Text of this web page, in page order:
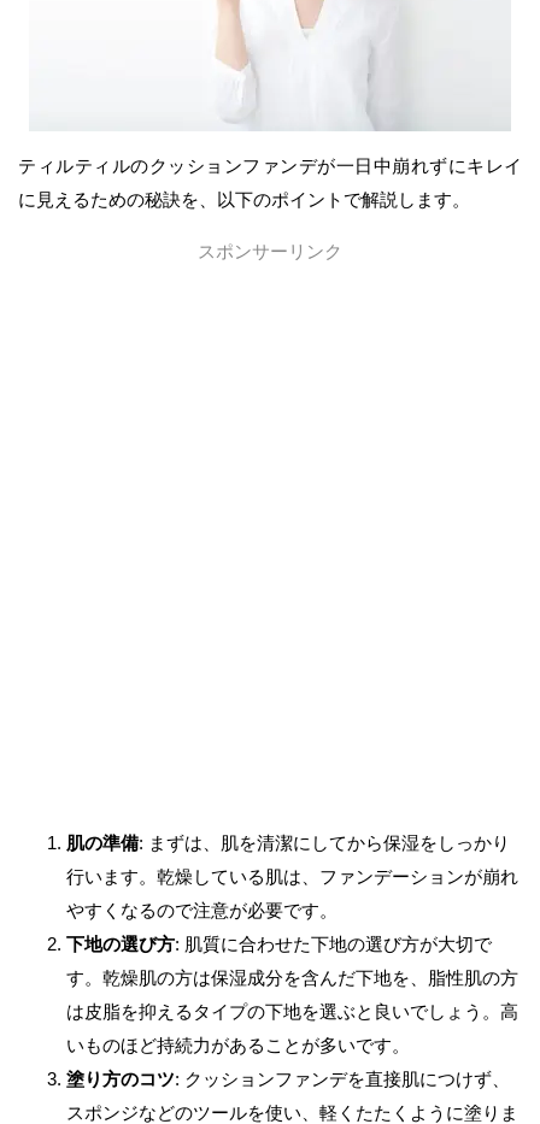
ティルティルのクッションファンデが一日中崩れずにキレイ
に見えるための秘訣を、以下のポイントで解説します。
スポンサーリンク
肌の準備: まずは、肌を清潔にしてから保湿をしっかり
行います。乾燥している肌は、ファンデーションが崩れ
やすくなるので注意が必要です。
下地の選び方: 肌質に合わせた下地の選び方が大切で
す。乾燥肌の方は保湿成分を含んだ下地を、脂性肌の方
は皮脂を抑えるタイプの下地を選ぶと良いでしょう。高
いものほど持続力があることが多いです。
塗り方のコツ: クッションファンデを直接肌につけず、
スポンジなどのツールを使い、軽くたたくように塗りま